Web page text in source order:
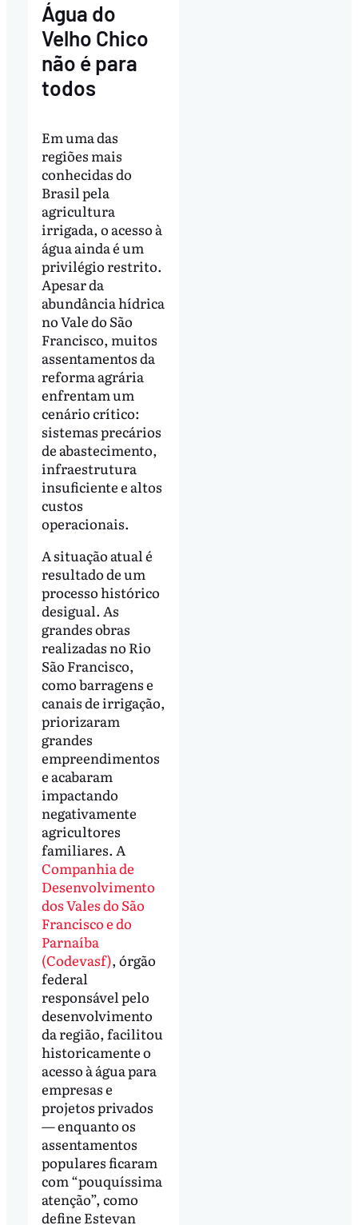
Água do
Velho Chico
não é para
todos
Em uma das
regiões mais
conhecidas do
Brasil pela
agricultura
irrigada, o acesso à
água ainda é um
privilégio restrito.
Apesar da
abundância hídrica
no Vale do São
Francisco, muitos
assentamentos da
reforma agrária
enfrentam um
cenário crítico:
sistemas precários
de abastecimento,
infraestrutura
insuficiente e altos
custos
operacionais.
A situação atual é
resultado de um
processo histórico
desigual. As
grandes obras
realizadas no Rio
São Francisco,
como barragens e
canais de irrigação,
priorizaram
grandes
empreendimentos
e acabaram
impactando
negativamente
agricultores
familiares. A
Companhia de
Desenvolvimento
dos Vales do São
Francisco e do
Parnaíba
(Codevasf), órgão
federal
responsável pelo
desenvolvimento
da região, facilitou
historicamente o
acesso à água para
empresas e
projetos privados
— enquanto os
assentamentos
populares ficaram
com “pouquíssima
atenção”, como
define Estevan